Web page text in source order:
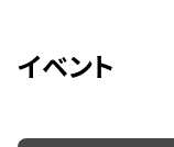
イベント